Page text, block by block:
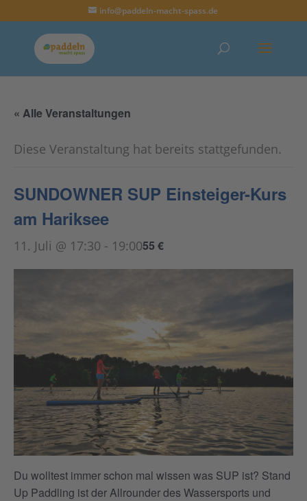
info@paddeln-macht-spass.de
« Alle Veranstaltungen
Diese Veranstaltung hat bereits stattgefunden.
SUNDOWNER SUP Einsteiger-Kurs
am Hariksee
11. Juli @ 17:30 - 19:0055 €
Du wolltest immer schon mal wissen was SUP ist? Stand
Up Paddling ist der Allrounder des Wassersports und